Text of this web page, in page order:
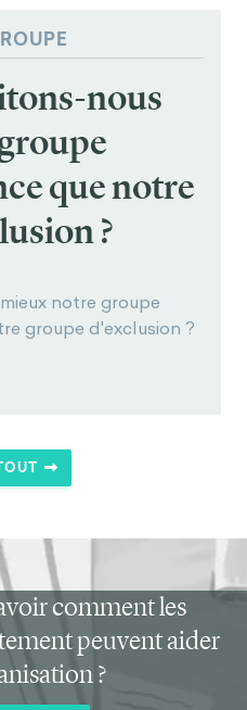
nous
que notre
?
notre groupe
groupe d'exclusion ?
comment les
peuvent aider
?